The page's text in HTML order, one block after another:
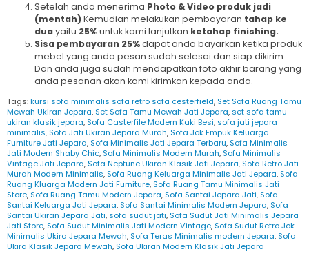
Setelah anda menerima Photo & Video produk jadi
(mentah)Kemudian melakukan pembayaran tahap ke
duayaitu 25%untuk kami lanjutkan ketahap finishing.
Sisa pembayaran 25%dapat anda bayarkan ketika produk
mebel yang anda pesan sudah selesai dan siap dikirim.
Dan anda juga sudah mendapatkan foto akhir barang yang
anda pesanan akan kami kirimkan kepada anda.
Tags:kursi sofa minimalis sofa retro sofa cesterfield, Set Sofa Ruang Tamu
Mewah Ukiran Jepara, Set Sofa Tamu Mewah Jati Jepara,set sofa tamu
ukiran klasik jepara, Sofa Casterfile Modern Kaki Besi,sofa jati jepara
minimalis, Sofa Jati Ukiran Jepara Murah, Sofa Jok Empuk Keluarga
Furniture Jati Jepara, Sofa Minimalis Jati Jepara Terbaru, Sofa Minimalis
Jati Modern Shaby Chic, Sofa Minimalis Modern Murah, Sofa Minimalis
Vintage Jati Jepara, Sofa Neptune Ukiran Klasik Jati Jepara, Sofa Retro Jati
Murah Modern Minimalis, Sofa Ruang Keluarga Minimalis Jati Jepara, Sofa
Ruang Kluarga Modern Jati Furniture, Sofa Ruang Tamu Minimalis Jati
Store, Sofa Ruang Tamu Modern Jepara, Sofa Santai Jepara Jati, Sofa
Santai Keluarga Jati Jepara, Sofa Santai Minimalis Modern Jepara, Sofa
Santai Ukiran Jepara Jati,sofa sudut jati, Sofa Sudut Jati Minimalis Jepara
Jati Store, Sofa Sudut Minimalis Jati Modern Vintage, Sofa Sudut Retro Jok
Minimalis Ukira Jepara Mewah, Sofa Teras Minimalis modern Jepara, Sofa
Ukira Klasik Jepara Mewah, Sofa Ukiran Modern Klasik Jati Jepara